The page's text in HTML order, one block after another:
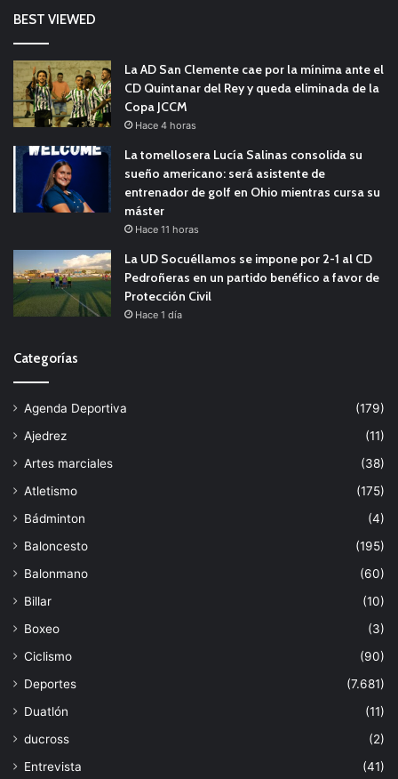
BEST VIEWED
La AD San Clemente cae por la mínima ante el
CD Quintanar del Rey y queda eliminada de la
Copa JCCM
Hace 4 horas
La tomellosera Lucía Salinas consolida su
sueño americano: será asistente de
entrenador de golf en Ohio mientras cursa su
máster
Hace 11 horas
La UD Socuéllamos se impone por 2-1 al CD
Pedroñeras en un partido benéfico a favor de
Protección Civil
Hace 1 día
Categorías
Agenda Deportiva
(179)
Ajedrez
(11)
Artes marciales
(38)
Atletismo
(175)
Bádminton
(4)
Baloncesto
(195)
Balonmano
(60)
Billar
(10)
Boxeo
(3)
Ciclismo
(90)
Deportes
(7.681)
Duatlón
(11)
ducross
(2)
Entrevista
(41)